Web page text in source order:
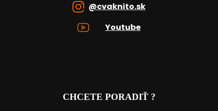
@cvaknito.sk
Youtube
CHCETE PORADIŤ ?